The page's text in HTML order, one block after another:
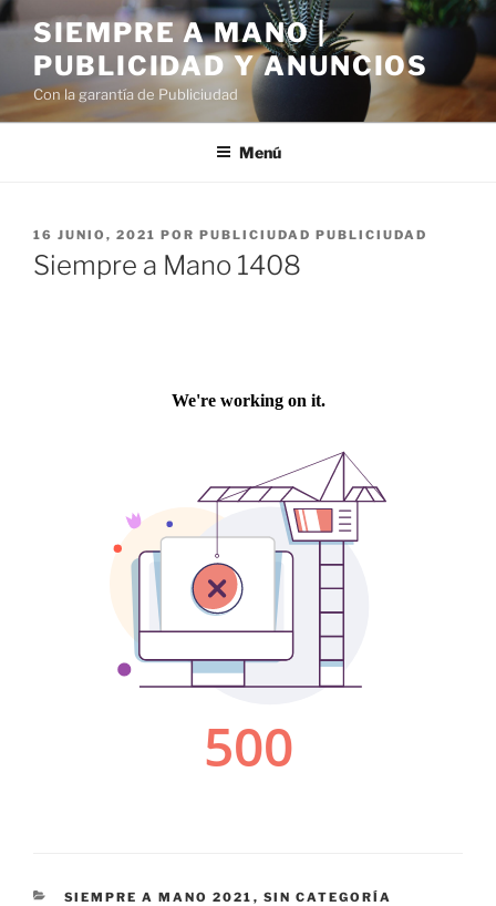
Saltar
contenido
SIEMPRE A MANO |
PUBLICIDAD Y ANUNCIOS
Con la garantía de Publiciudad
Menú
PUBLICADO
EL
16 JUNIO, 2021 POR PUBLICIUDAD PUBLICIUDAD
Siempre a Mano 1408
CATEGORÍAS
SIEMPRE A MANO 2021 , SIN CATEGORÍA